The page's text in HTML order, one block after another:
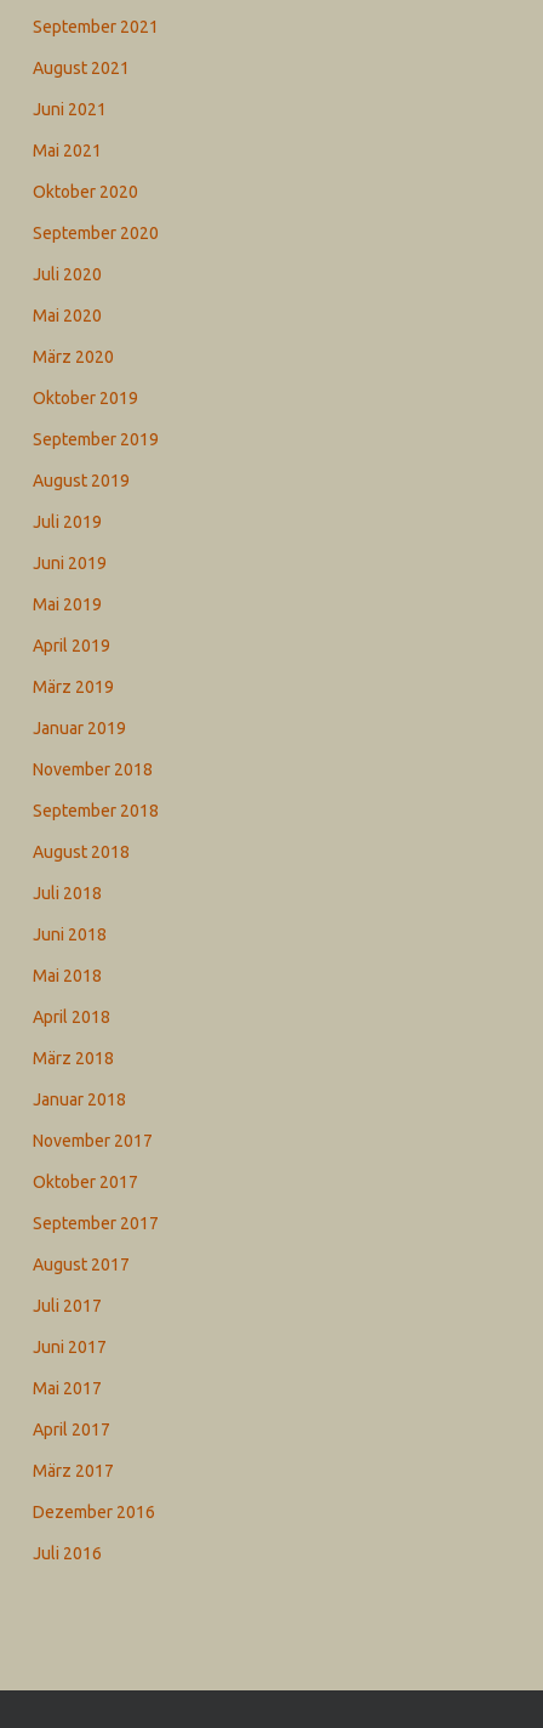
September 2021
August 2021
Juni 2021
Mai 2021
Oktober 2020
September 2020
Juli 2020
Mai 2020
März 2020
Oktober 2019
September 2019
August 2019
Juli 2019
Juni 2019
Mai 2019
April 2019
März 2019
Januar 2019
November 2018
September 2018
August 2018
Juli 2018
Juni 2018
Mai 2018
April 2018
März 2018
Januar 2018
November 2017
Oktober 2017
September 2017
August 2017
Juli 2017
Juni 2017
Mai 2017
April 2017
März 2017
Dezember 2016
Juli 2016